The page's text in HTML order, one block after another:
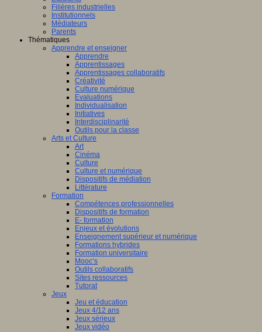
Filières industrielles
Institutionnels
Médiateurs
Parents
Thématiques
Apprendre et enseigner
Apprendre
Apprentissages
Apprentissages collaboratifs
Créativité
Culture numérique
Evaluations
Individualisation
Initiatives
Interdisciplinarité
Outils pour la classe
Arts et Culture
Art
Cinéma
Culture
Culture et numérique
Dispositifs de médiation
Littérature
Formation
Compétences professionnelles
Dispositifs de formation
E- formation
Enjeux et évolutions
Enseignement supérieur et numérique
Formations hybrides
Formation universitaire
Mooc’s
Outils collaboratifs
Sites ressources
Tutorat
Jeux
Jeu et éducation
Jeux 4/12 ans
Jeux sérieux
Jeux vidéo